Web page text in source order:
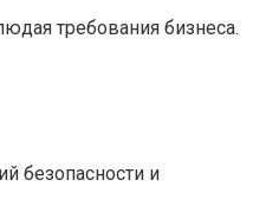
требования бизнеса.
безопасности и